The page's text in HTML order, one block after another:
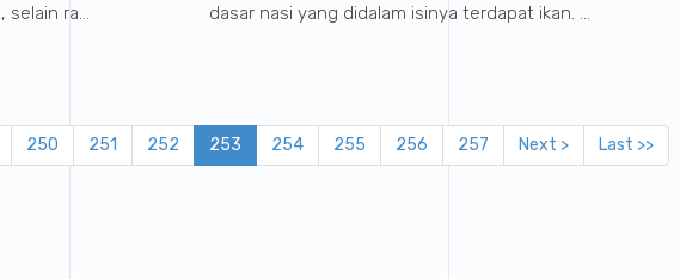
selain ra...
dasar nasi yang didalam isinya terdapat ikan. ...
250 251 252 253 254 255 256 257 Next > Last >>